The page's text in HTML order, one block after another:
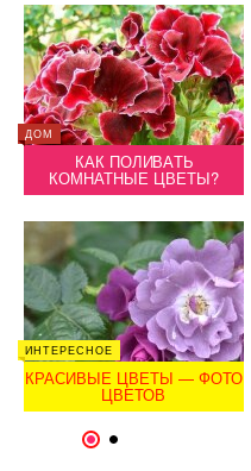
ДОМ
КАК ПОЛИВАТЬ
КОМНАТНЫЕ ЦВЕТЫ?
ИНТЕРЕСНОЕ
КРАСИВЫЕ ЦВЕТЫ — ФОТО
ЦВЕТОВ